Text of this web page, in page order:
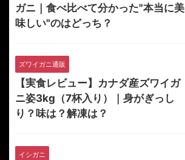
ガニ｜食べ比べて分かった"本当に美
味しい"のはどっち？
ズワイガニ通販
【実食レビュー】カナダ産ズワイガ
ニ姿3kg（7杯入り）｜身がぎっし
り？味は？解凍は？
イシガニ